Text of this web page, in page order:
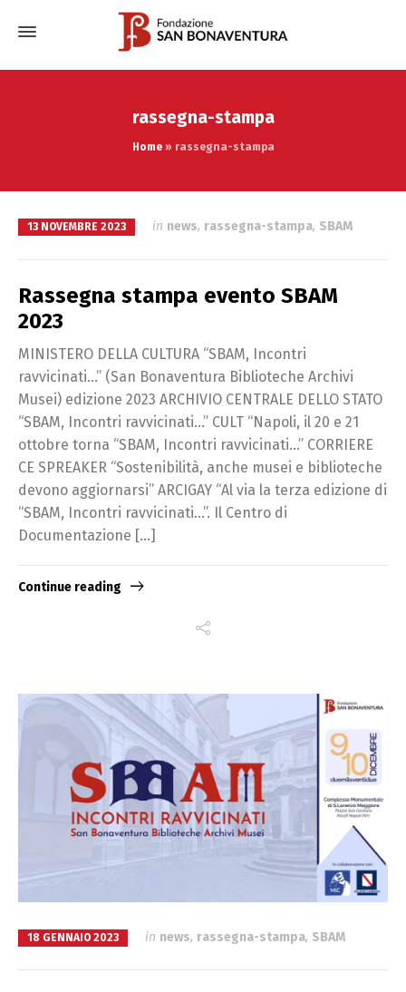
rassegna-stampa
Home» rassegna-stampa
13 NOVEMBRE 2023 in news, rassegna-stampa, SBAM
Rassegna stampa evento SBAM
2023
MINISTERO DELLA CULTURA “SBAM, Incontri
ravvicinati…” (San Bonaventura Biblioteche Archivi
Musei) edizione 2023 ARCHIVIO CENTRALE DELLO STATO
“SBAM, Incontri ravvicinati…” CULT “Napoli, il 20 e 21
ottobre torna “SBAM, Incontri ravvicinati…” CORRIERE
CE SPREAKER “Sostenibilità, anche musei e biblioteche
devono aggiornarsi” ARCIGAY “Al via la terza edizione di
“SBAM, Incontri ravvicinati…”. Il Centro di
Documentazione […]
Continue reading
18 GENNAIO 2023 in news, rassegna-stampa, SBAM